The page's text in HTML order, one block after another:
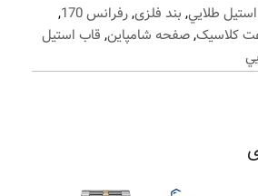
طلايي, بند فلزی,رفرانس 170
,
کلاسیک,صفحه شامپاين, قاب استيل